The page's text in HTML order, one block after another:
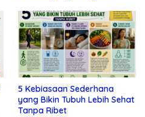
5 Kebiasaan Sederhana
yang Bikin Tubuh Lebih Sehat
Tanpa Ribet